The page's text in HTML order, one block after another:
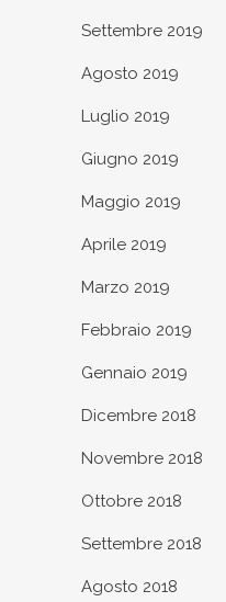
Settembre 2019
Agosto 2019
Luglio 2019
Giugno 2019
Maggio 2019
Aprile 2019
Marzo 2019
Febbraio 2019
Gennaio 2019
Dicembre 2018
Novembre 2018
Ottobre 2018
Settembre 2018
Agosto 2018